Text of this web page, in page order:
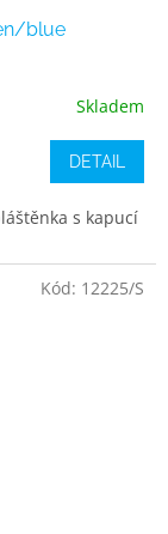
blue
Skladem
DETAIL
s kapucí
Kód: 12225/S